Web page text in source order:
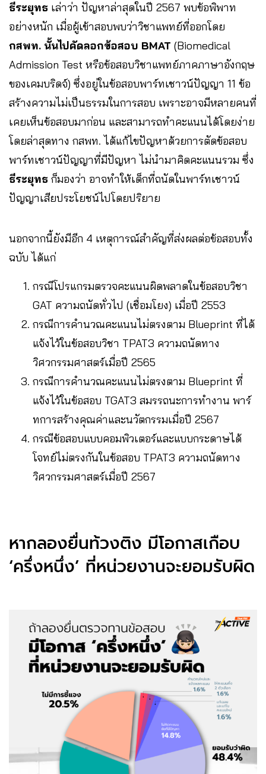
ธีระยุทธ เล่าว่า ปัญหาล่าสุดในปี 2567 พบข้อพิพาท
อย่างหนัก เมื่อผู้เข้าสอบพบว่าวิชาแพทย์ที่ออกโดย
กสพท. นั้นไปคัดลอกข้อสอบ BMAT (Biomedical
Admission Test หรือข้อสอบวิชาแพทย์ภาคภาษาอังกฤษ
ของเคมบริดจ์) ซึ่งอยู่ในข้อสอบพาร์ทเชาวน์ปัญญา 11 ข้อ
สร้างความไม่เป็นธรรมในการสอบ เพราะอาจมีหลายคนที่
เคยเห็นข้อสอบมาก่อน และสามารถทำคะแนนได้โดยง่าย
โดยล่าสุดทาง กสพท. ได้แก้ไขปัญหาด้วยการตัดข้อสอบ
พาร์ทเชาวน์ปัญญาที่มีปัญหา ไม่นำมาคิดคะแนนรวม ซึ่ง
ธีระยุทธ ก็มองว่า อาจทำให้เด็กที่ถนัดในพาร์ทเชาวน์
ปัญญาเสียประโยชน์ไปโดยปริยาย
นอกจากนี้ยังมีอีก 4 เหตุการณ์สำคัญที่ส่งผลต่อข้อสอบทั้ง
ฉบับ ได้แก่
กรณีโปรแกรมตรวจคะแนนผิดพลาดในข้อสอบวิชา
GAT ความถนัดทั่วไป (เชื่อมโยง) เมื่อปี 2553
กรณีการคำนวณคะแนนไม่ตรงตาม Blueprint ที่ได้
แจ้งไว้ในข้อสอบวิชา TPAT3 ความถนัดทาง
วิศวกรรมศาสตร์เมื่อปี 2565
กรณีการคำนวณคะแนนไม่ตรงตาม Blueprint ที่
แจ้งไว้ในข้อสอบ TGAT3 สมรรถนะการทำงาน พาร์
ทการสร้างคุณค่าและนวัตกรรมเมื่อปี 2567
กรณีข้อสอบแบบคอมพิวเตอร์และแบบกระดาษได้
โจทย์ไม่ตรงกันในข้อสอบ TPAT3 ความถนัดทาง
วิศวกรรมศาสตร์เมื่อปี 2567
หากลองยื่นท้วงติง มีโอกาสเกือบ
‘ครึ่งหนึ่ง’ ที่หน่วยงานจะยอมรับผิด